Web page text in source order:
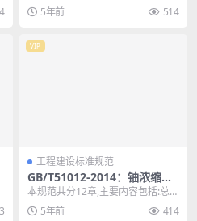
语 10 3 基本规定 1...
5年前 514
VIP
工程建设标准规范
GB/T51012-2014：铀浓缩工
厂工艺气体管道工程施工及验
收规范
本规范共分12章,主要内容包括:总
则,术语,管道元件和材料的检验,管
道加工,装配...
5年前 414